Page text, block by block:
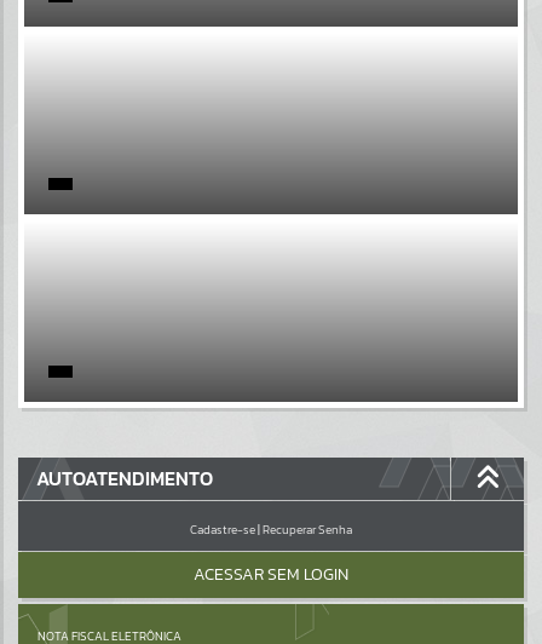
Por favor, aguarde...
Por favor, aguarde...
GALERIAS
Por favor, aguarde...
AUTOATENDIMENTO
Cadastre-se|Recuperar Senha
ACESSAR SEM LOGIN
NOTA FISCAL ELETRÔNICA